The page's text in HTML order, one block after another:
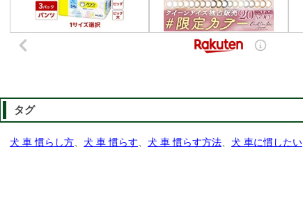
タグ
犬 車 慣らし方 犬 車 慣らす 犬 車 慣らす方法 犬 車に慣したい